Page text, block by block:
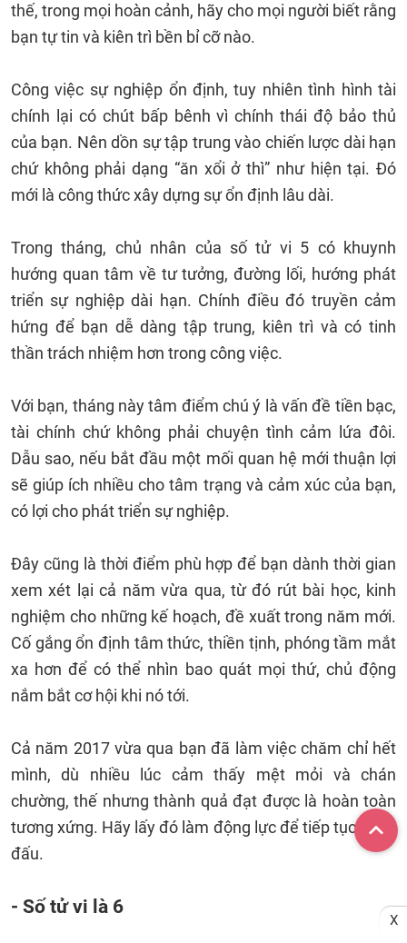
thế, trong mọi hoàn cảnh, hãy cho mọi người biết rằng
bạn tự tin và kiên trì bền bỉ cỡ nào.
Công việc sự nghiệp ổn định, tuy nhiên tình hình tài
chính lại có chút bấp bênh vì chính thái độ bảo thủ
của bạn. Nên dồn sự tập trung vào chiến lược dài hạn
chứ không phải dạng “ăn xổi ở thì” như hiện tại. Đó
mới là công thức xây dựng sự ổn định lâu dài.
Trong tháng, chủ nhân của số tử vi 5 có khuynh
hướng quan tâm về tư tưởng, đường lối, hướng phát
triển sự nghiệp dài hạn. Chính điều đó truyền cảm
hứng để bạn dễ dàng tập trung, kiên trì và có tinh
thần trách nhiệm hơn trong công việc.
Với bạn, tháng này tâm điểm chú ý là vấn đề tiền bạc,
tài chính chứ không phải chuyện tình cảm lứa đôi.
Dẫu sao, nếu bắt đầu một mối quan hệ mới thuận lợi
sẽ giúp ích nhiều cho tâm trạng và cảm xúc của bạn,
có lợi cho phát triển sự nghiệp.
Đây cũng là thời điểm phù hợp để bạn dành thời gian
xem xét lại cả năm vừa qua, từ đó rút bài học, kinh
nghiệm cho những kế hoạch, đề xuất trong năm mới.
Cố gắng ổn định tâm thức, thiền tịnh, phóng tầm mắt
xa hơn để có thể nhìn bao quát mọi thứ, chủ động
nắm bắt cơ hội khi nó tới.
Cả năm 2017 vừa qua bạn đã làm việc chăm chỉ hết
mình, dù nhiều lúc cảm thấy mệt mỏi và chán
chường, thế nhưng thành quả đạt được là hoàn toàn
tương xứng. Hãy lấy đó làm động lực để tiếp tục phấu
đấu.
- Số tử vi là 6
X